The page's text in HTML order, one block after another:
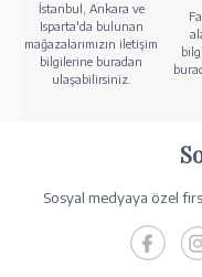
İstanbul, Ankara ve
Isparta'da bulunan
mağazalarımızın iletişim
bilgilerine buradan
ulaşabilirsiniz.
Sosyal medyaya özel